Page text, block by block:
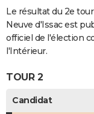
S'inscrire
Se connecter
Lycées
Collèges
Primaires
Universités
Entreprises
Service militaire
Avis de recherche
AVIS DE DÉCÈS
FORUM
Le résultat du 2e
Neuve d'Issac est
officiel de l'élection
l'Intérieur.
TOUR 2
Candidat